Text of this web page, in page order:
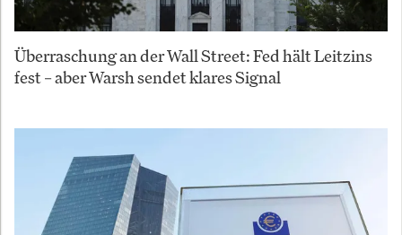
Überraschung an der Wall Street: Fed hält Leitzins
fest – aber Warsh sendet klares Signal